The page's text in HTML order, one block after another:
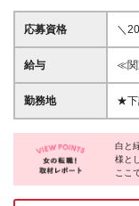
応募資格
＼
迎！ ＊高卒
容
給与
≪関
（基
金
万＋業績
発
月
勤務地
★下
エ
王
院、千葉院 《関西
院、神戸三宮
屋名駅院 ★下記医
な
白と
様と
ここ
日
で、